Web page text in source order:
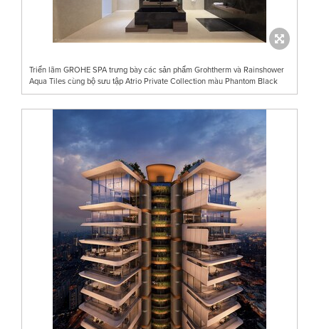
Triển lãm GROHE SPA trưng bày các sản phẩm Grohtherm và Rainshower
Aqua Tiles cùng bộ sưu tập Atrio Private Collection màu Phantom Black